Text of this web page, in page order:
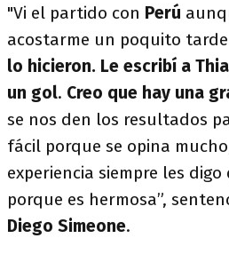
"Vi el partido con Perú
acostarme un poquito
lo hicieron. Le escribí a
un gol. Creo que hay una
se nos den los resultados
fácil porque se opina
experiencia siempre les
porque es hermosa”,
Diego Simeone.